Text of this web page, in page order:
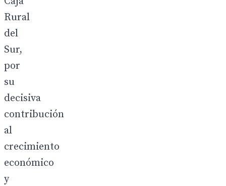
Rural
del
Sur,
por
su
decisiva
contribución
al
crecimiento
económico
y